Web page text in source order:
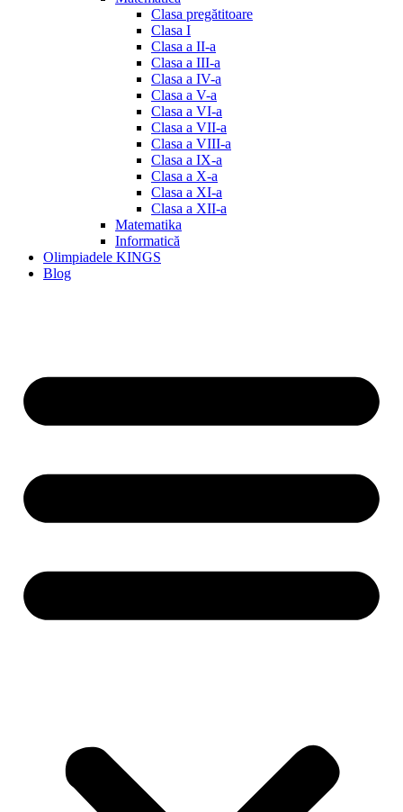
Clasa pregătitoare
Clasa I
Clasa a II-a
Clasa a III-a
Clasa a IV-a
Clasa a V-a
Clasa a VI-a
Clasa a VII-a
Clasa a VIII-a
Clasa a IX-a
Clasa a X-a
Clasa a XI-a
Clasa a XII-a
Matematika
Informatică
Olimpiadele KINGS
Blog